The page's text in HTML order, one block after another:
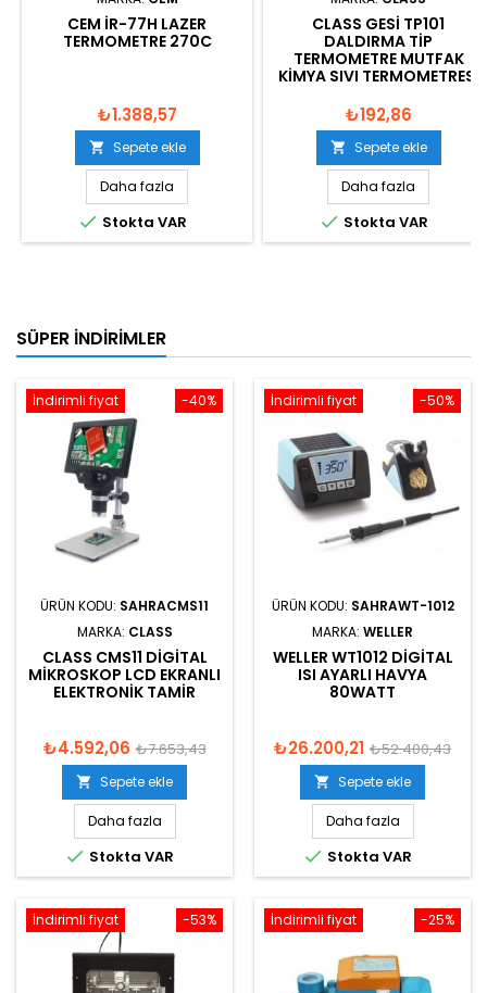
CEM IR-77H LAZER
TERMOMETRE 270C
₺1.388,57
 Sepete ekle
Daha fazla
 Stokta VAR
CLASS GESI TP101
DALDIRMA TIP
TERMOMETRE MUTFAK
KIMYA SIVI TERMOMETRESI
₺192,86
 Sepete ekle
Daha fazla
 Stokta VAR
SÜPER İNDIRIMLER
-40%
İndirimli fiyat
ÜRÜN KODU: SAHRACMS11
MARKA: CLASS
CLASS CMS11 DIGITAL
MIKROSKOP LCD EKRANLI
ELEKTRONIK TAMIR
₺4.592,06 ₺7.653,43
 Sepete ekle
Daha fazla
 Stokta VAR
-50%
İndirimli fiyat
ÜRÜN KODU: SAHRAWT-1012
MARKA: WELLER
WELLER WT1012 DIGITAL
ISI AYARLI HAVYA
80WATT
₺26.200,21 ₺52.400,43
 Sepete ekle
Daha fazla
 Stokta VAR
-53%
İndirimli fiyat -25%
İndirimli fiyat